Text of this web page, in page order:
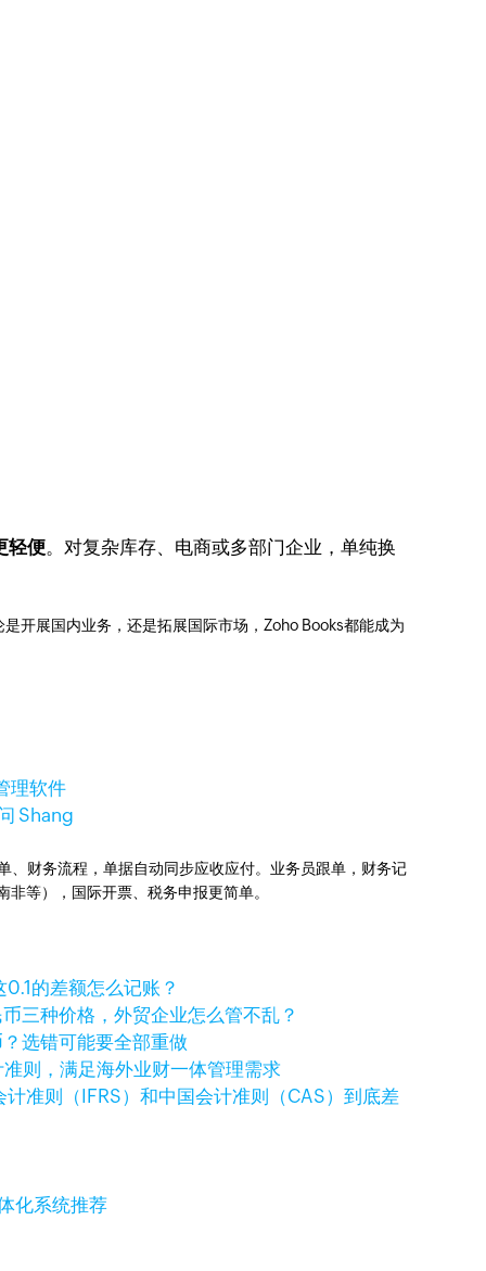
轻便。对复杂库存、电商或多部门企业，单纯换
开展国内业务，还是拓展国际市场，Zoho Books都能成为
理软件
Shang
、财务流程，单据自动同步应收应付。业务员跟单，财务记
等），国际开票、税务申报更简单。
的差额怎么记账？
三种价格，外贸企业怎么管不乱？
选错可能要全部重做
则，满足海外业财一体管理需求
准则（IFRS）和中国会计准则（CAS）到底差
化系统推荐